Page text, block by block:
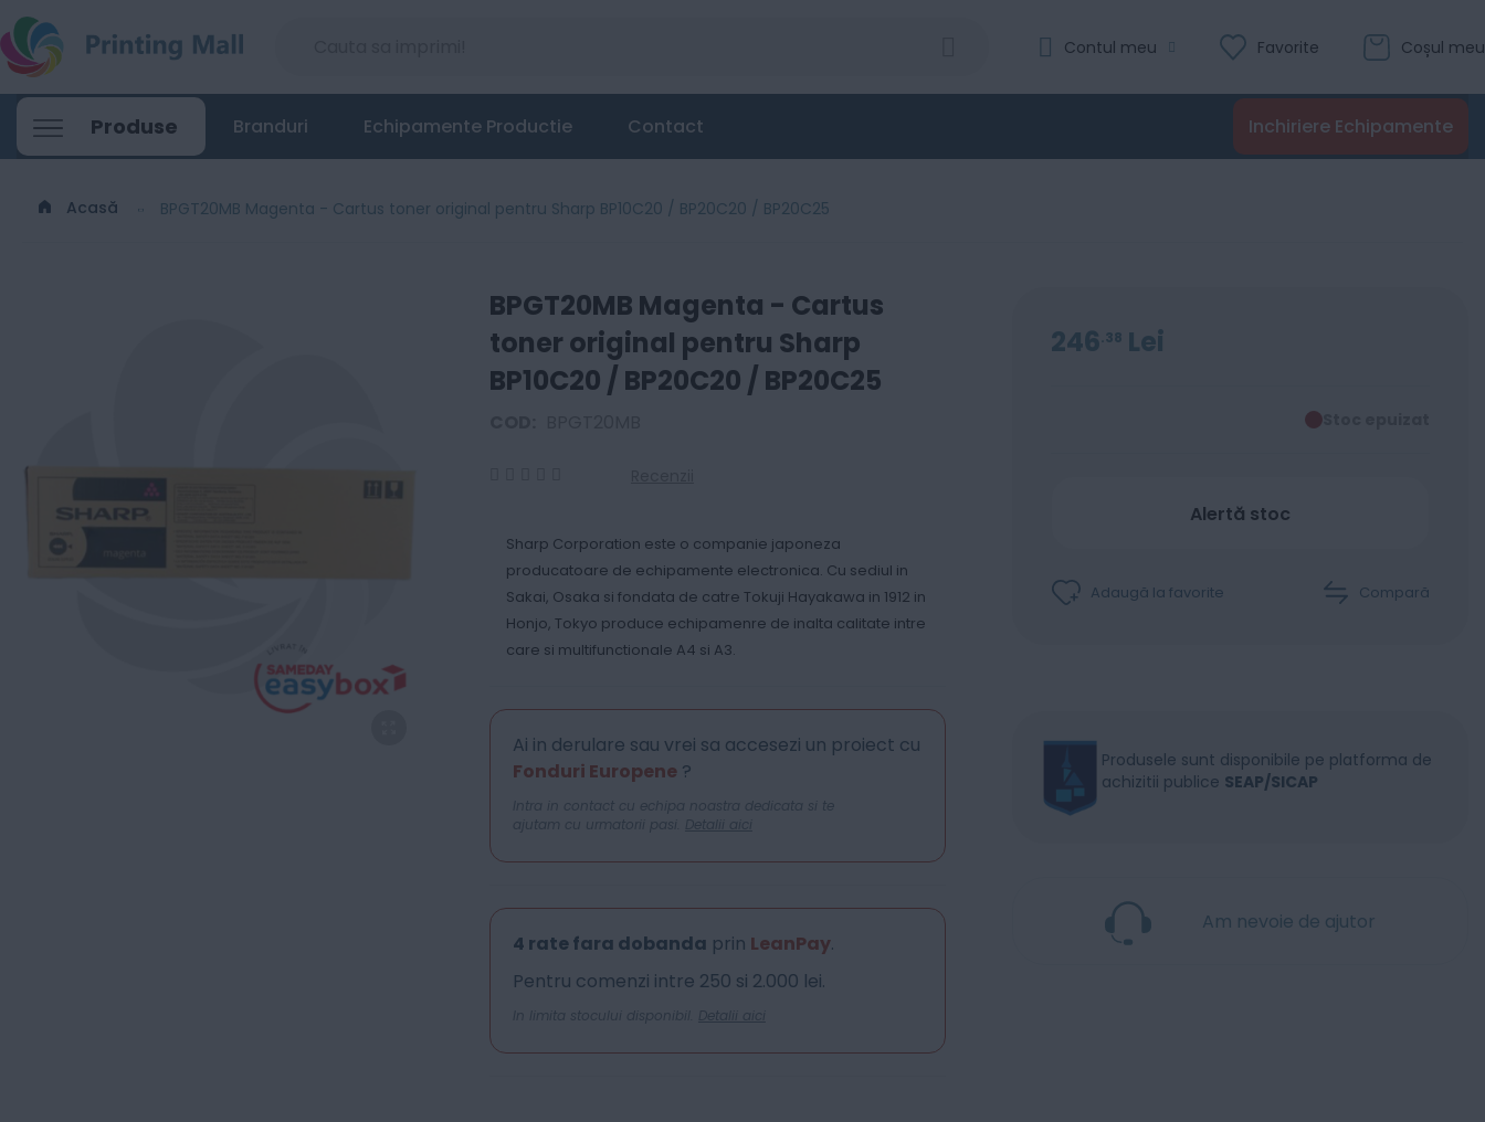
Coșul meu
Favorite
Contul meu
Produse Inchiriere Echipamente
Branduri Echipamente Productie Contact
Acasă BPGT20MB Magenta - Cartus toner original pentru Sharp BP10C20 / BP20C20 / BP20C25
BPGT20MB Magenta - Cartus
toner original pentru Sharp
BP10C20 / BP20C20 / BP20C25
Sharp Corporation este o companie japoneza
producatoare de echipamente electronica. Cu sediul in
Sakai, Osaka si fondata de catre Tokuji Hayakawa in 1912 in
Honjo, Tokyo produce echipamenre de inalta calitate intre
care si multifunctionale A4 si A3.
Ai in derulare sau vrei sa accesezi un proiect cu
Fonduri Europene?
Intra in contact cu echipa noastra dedicata si te
ajutam cu urmatorii pasi. Detalii aici
4 rate fara dobanda prin LeanPay.
Pentru comenzi intre 250 si 2.000 lei.
In limita stocului disponibil. Detalii aici
246 38 Lei
Stoc epuizat
Alertă stoc
Adaugă la favorite Compară
Produsele sunt disponibile pe platforma de
achizitii publice SEAP/SICAP
Am nevoie de ajutor